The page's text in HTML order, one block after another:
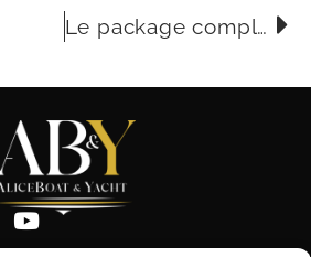
Le package complet de location de bateau